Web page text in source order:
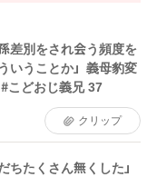
差別をされ会う頻度を
いうことか」義母豹変
こどおじ義兄 37
クリップ
ちたくさん無くした」